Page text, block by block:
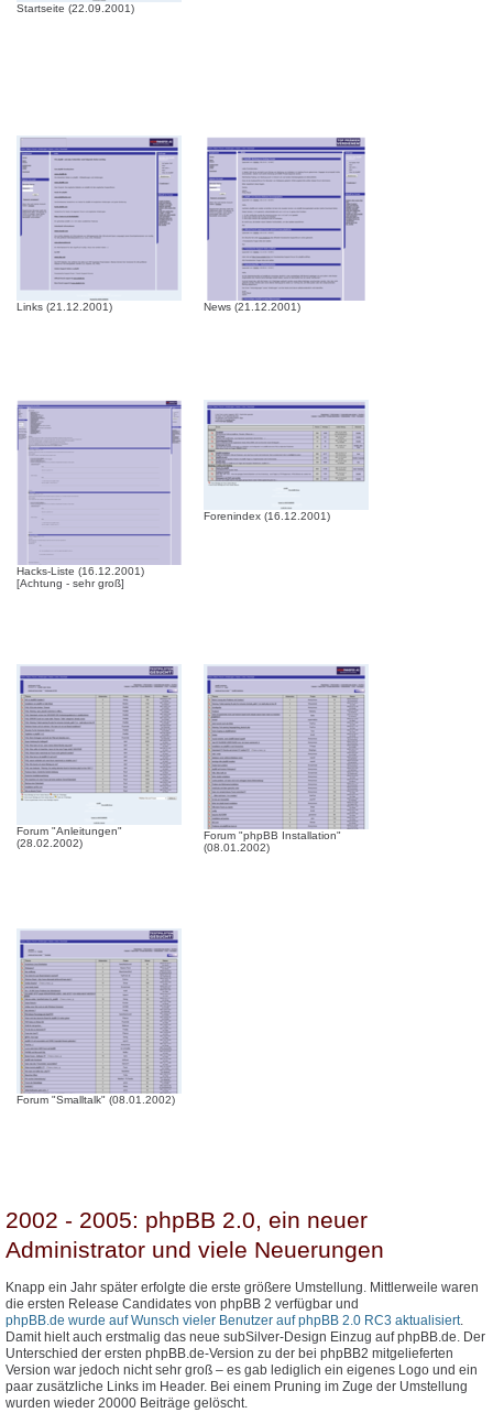
Startseite (22.09.2001)
Links (21.12.2001) News (21.12.2001)
Hacks-Liste (16.12.2001)
[Achtung - sehr groß]
Forenindex (16.12.2001)
Forum "Anleitungen"
(28.02.2002)
Forum "phpBB Installation"
(08.01.2002)
Forum "Smalltalk" (08.01.2002)
2002 - 2005: phpBB 2.0, ein neuer
Administrator und viele Neuerungen
Knapp ein Jahr später erfolgte die erste größere Umstellung. Mittlerweile waren
die ersten Release Candidates von phpBB 2 verfügbar und
phpBB.de wurde auf Wunsch vieler Benutzer auf phpBB 2.0 RC3 aktualisiert.
Damit hielt auch erstmalig das neue subSilver-Design Einzug auf phpBB.de. Der
Unterschied der ersten phpBB.de-Version zu der bei phpBB2 mitgelieferten
Version war jedoch nicht sehr groß – es gab lediglich ein eigenes Logo und ein
paar zusätzliche Links im Header. Bei einem Pruning im Zuge der Umstellung
wurden wieder 20000 Beiträge gelöscht.